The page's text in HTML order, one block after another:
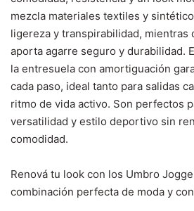
mezcla materiales textiles y
ligereza y transpirabilidad, mientras
aporta agarre seguro y durabilidad.
la entresuela con amortiguación
cada paso, ideal tanto para salidas
ritmo de vida activo. Son perfectos
versatilidad y estilo deportivo sin
comodidad.
Renová tu look con los Umbro
combinación perfecta de moda y